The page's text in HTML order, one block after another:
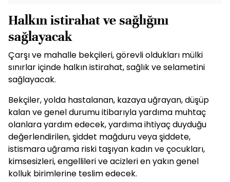
Halkın istirahat ve sağlığını
sağlayacak
Çarşı ve mahalle bekçileri, görevli oldukları mülki
sınırlar içinde halkın istirahat, sağlık ve selametini
sağlayacak.
Bekçiler, yolda hastalanan, kazaya uğrayan, düşüp
kalan ve genel durumu itibarıyla yardıma muhtaç
olanlara yardım edecek, yardıma ihtiyaç duyduğu
değerlendirilen, şiddet mağduru veya şiddete,
istismara uğrama riski taşıyan kadın ve çocukları,
kimsesizleri, engellileri ve acizleri en yakın genel
kolluk birimlerine teslim edecek.